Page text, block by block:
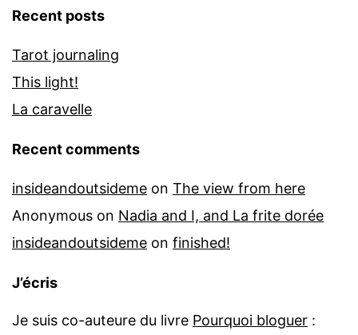
Recent posts
Tarot journaling
This light!
La caravelle
Recent comments
insideandoutsideme on The view from here
Anonymous on Nadia and I, and La frite dorée
insideandoutsideme on finished!
J’écris
Je suis co-auteure du livre Pourquoi bloguer :